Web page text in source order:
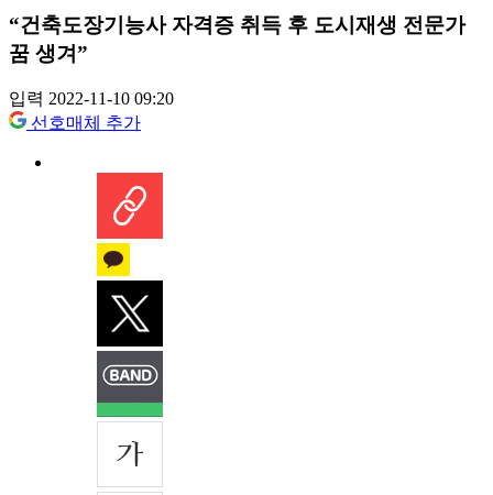
“건축도장기능사 자격증 취득 후 도시재생 전문가
꿈 생겨”
입력 2022-11-10 09:20
선호매체 추가